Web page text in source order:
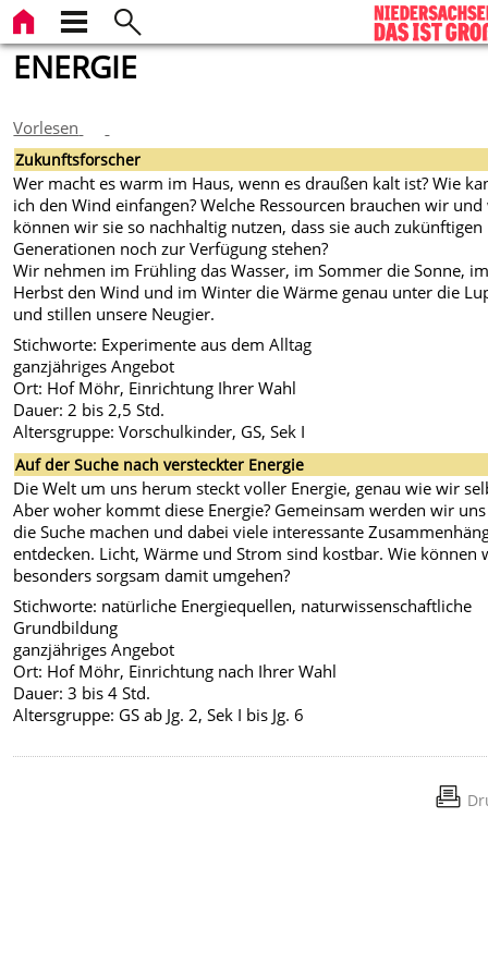
ENERGIE
Vorlesen
Zukunftsforscher
Wer macht es warm im Haus, wenn es draußen kalt ist? Wie
ich den Wind einfangen? Welche Ressourcen brauchen wir und
können wir sie so nachhaltig nutzen, dass sie auch zukünftigen
Generationen noch zur Verfügung stehen?
Wir nehmen im Frühling das Wasser, im Sommer die Sonne,
Herbst den Wind und im Winter die Wärme genau unter die
und stillen unsere Neugier.
Stichworte: Experimente aus dem Alltag
ganzjähriges Angebot
Ort: Hof Möhr, Einrichtung Ihrer Wahl
Dauer: 2 bis 2,5 Std.
Altersgruppe: Vorschulkinder, GS, Sek I
Auf der Suche nach versteckter Energie
Die Welt um uns herum steckt voller Energie, genau wie wir
Aber woher kommt diese Energie? Gemeinsam werden wir
die Suche machen und dabei viele interessante
entdecken. Licht, Wärme und Strom sind kostbar. Wie können
besonders sorgsam damit umgehen?
Stichworte: natürliche Energiequellen, naturwissenschaftliche
Grundbildung
ganzjähriges Angebot
Ort: Hof Möhr, Einrichtung nach Ihrer Wahl
Dauer: 3 bis 4 Std.
Altersgruppe: GS ab Jg. 2, Sek I bis Jg. 6